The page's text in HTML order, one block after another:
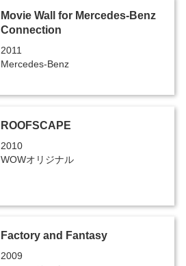
Movie Wall for Mercedes-Benz
Connection
2011
Mercedes-Benz
ROOFSCAPE
2010
WOWオリジナル
Factory and Fantasy
2009